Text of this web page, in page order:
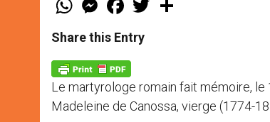
t
s
p
p
e
s
e
g
e
r
a
e
b
k
w
Share this Entry
Le martyrologe romain fait mémoire, le
Madeleine de Canossa, vierge (1774-